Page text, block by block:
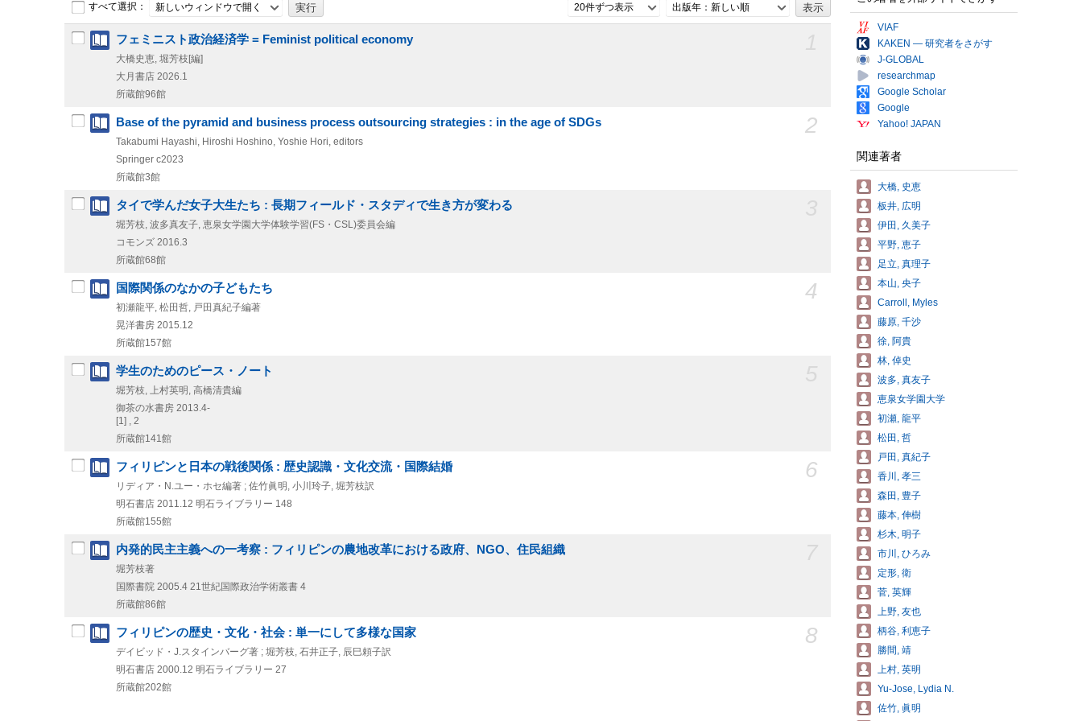
すべて選択： 新しいウィンドウで開く 20件ずつ表示 出版年：新しい順
フェミニスト政治経済学 = Feminist political economy
大橋史恵, 堀芳枝[編]
大月書店 2026.1
所蔵館96館
2
Base of the pyramid and business process outsourcing strategies : in the age of SDGs
Takabumi Hayashi, Hiroshi Hoshino, Yoshie Hori, editors
Springer c2023
所蔵館3館
タイで学んだ女子大生たち : 長期フィールド・スタディで生き方が変わる
堀芳枝, 波多真友子, 恵泉女学園大学体験学習(FS・CSL)委員会編
コモンズ 2016.3
所蔵館68館
4
国際関係のなかの子どもたち
初瀬龍平, 松田哲, 戸田真紀子編著
晃洋書房 2015.12
所蔵館157館
学生のためのピース・ノート
堀芳枝, 上村英明, 高橋清貴編
御茶の水書房 2013.4-
[1] , 2
所蔵館141館
6
フィリピンと日本の戦後関係 : 歴史認識・文化交流・国際結婚
リディア・N.ユー・ホセ編著 ; 佐竹眞明, 小川玲子, 堀芳枝訳
明石書店 2011.12 明石ライブラリー 148
所蔵館155館
内発的民主主義への一考察 : フィリピンの農地改革における政府、NGO、住民組織
堀芳枝著
国際書院 2005.4 21世紀国際政治学術叢書 4
所蔵館86館
8
フィリピンの歴史・文化・社会 : 単一にして多様な国家
デイビッド・J.スタインバーグ著 ; 堀芳枝, 石井正子, 辰巳頼子訳
明石書店 2000.12 明石ライブラリー 27
所蔵館202館
VIAF
KAKEN — 研究者をさがす
J-GLOBAL
researchmap
Google Scholar
Google
Yahoo! JAPAN
関連著者
大橋, 史恵
板井, 広明
伊田, 久美子
平野, 恵子
足立, 真理子
本山, 央子
Carroll, Myles
藤原, 千沙
徐, 阿貴
林, 倬史
波多, 真友子
恵泉女学園大学
初瀬, 龍平
松田, 哲
戸田, 真紀子
香川, 孝三
森田, 豊子
藤本, 伸樹
杉木, 明子
市川, ひろみ
定形, 衛
菅, 英輝
上野, 友也
柄谷, 利恵子
勝間, 靖
上村, 英明
Yu-Jose, Lydia N.
佐竹, 眞明